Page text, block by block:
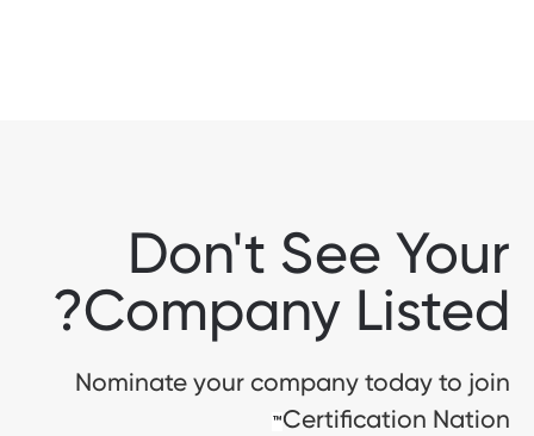
Don't See Your
Company Listed?
Nominate your company today to join
Certification Nation
™